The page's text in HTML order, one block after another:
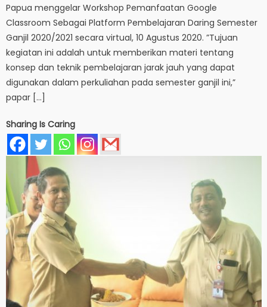
Papua menggelar Workshop Pemanfaatan Google
Classroom Sebagai Platform Pembelajaran Daring Semester
Ganjil 2020/2021 secara virtual, 10 Agustus 2020. ”Tujuan
kegiatan ini adalah untuk memberikan materi tentang
konsep dan teknik pembelajaran jarak jauh yang dapat
digunakan dalam perkuliahan pada semester ganjil ini,”
papar […]
Sharing Is Caring